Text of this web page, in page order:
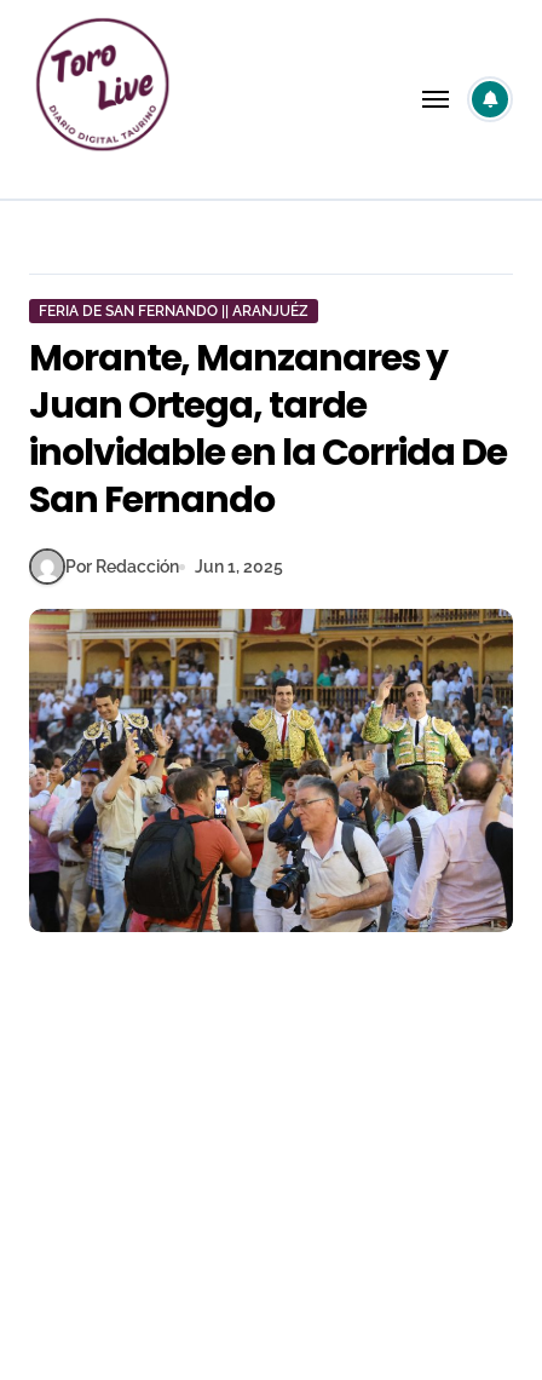
contenido
FERIA DE SAN FERNANDO || ARANJUÉZ
Morante, Manzanares y
Juan Ortega, tarde
inolvidable en la Corrida De
San Fernando
Por Redacción Jun 1, 2025